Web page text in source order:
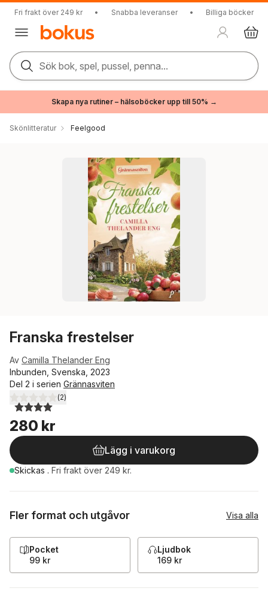
Fri frakt över 249 kr • Snabba leveranser • Billiga böcker
Sök bok, spel, pussel, penna...
Skapa nya rutiner – hälsoböcker upp till 50% →
Skönlitteratur Feelgood
Franska frestelser
Av Camilla Thelander Eng
Inbunden, Svenska, 2023
Del 2 i serien Grännasviten
4,0utav 5 stjärnor. Totalt antal röster:
(2)
280 kr
Lägg i varukorg
Skickas . Fri frakt över 249 kr.
Fler format och utgåvor Visa alla
Pocket
99 kr
Ljudbok
169 kr